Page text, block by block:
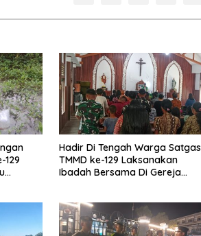
129
Hadir Di Tengah Warga Satgas
TMMD ke-129 Laksanakan
Ibadah Bersama Di Gereja